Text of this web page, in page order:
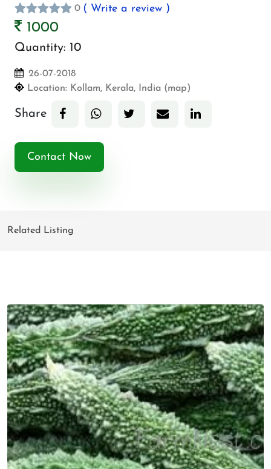
0 ( Write a review )
1000
Quantity: 10
26-07-2018
Location: Kollam, Kerala, India (map)
Share
Contact Now
Related Listing